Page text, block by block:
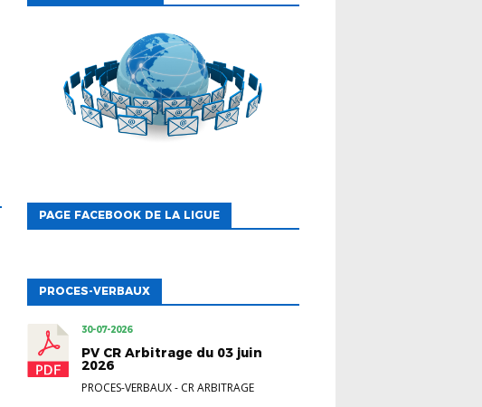
PAGE FACEBOOK DE LA LIGUE
PROCES-VERBAUX
30-07-2026
PV CR Arbitrage du 03 juin
2026
PROCES-VERBAUX- CR ARBITRAGE